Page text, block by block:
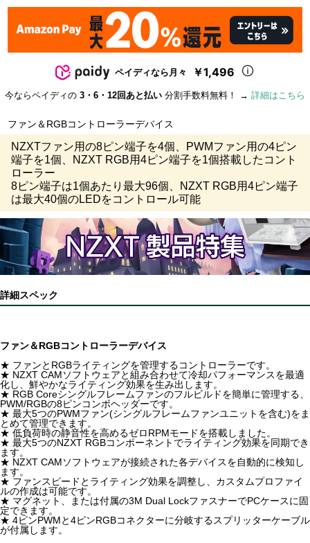
ペイディなら月々 ￥1,496
今ならペイディの 3・6・12回あと払い 分割手数料無料！ → 詳細はこちら
ファン＆RGBコントローラーデバイス
NZXTファン用の8ピン端子を4個、PWMファン用の4ピン
端子を1個、NZXT RGB用4ピン端子を1個搭載したコント
ローラー
8ピン端子は1個あたり最大96個、NZXT RGB用4ピン端子
は最大40個のLEDをコントロール可能
詳細スペック
ファン＆RGBコントローラーデバイス
★ ファンとRGBライティングを管理するコントローラーです。
★ NZXT CAMソフトウェアと組み合わせて冷却パフォーマンスを最適
化し、鮮やかなライティング効果を生み出します。
★ RGB Coreシングルフレームファンのフルビルドを簡単に管理する、
PWM/RGBの8ピンコンボヘッダーです。
★ 最大5つのPWMファン(シングルフレームファンユニットを含む)をま
とめて管理できます。
★ 低負荷時の静音性を高めるゼロRPMモードを搭載しました。
★ 最大5つのNZXT RGBコンポーネントでライティング効果を同期でき
ます。
★ NZXT CAMソフトウェアが接続された各デバイスを自動的に検知し
ます。
★ ファンスピードとライティング効果を調整し、カスタムプロファイ
ルの作成は可能です。
★ マグネット、または付属の3M Dual LockファスナーでPCケースに固
定できます。
★ 4ピンPWMと4ピンRGBコネクターに分岐するスプリッターケーブル
が付属します。